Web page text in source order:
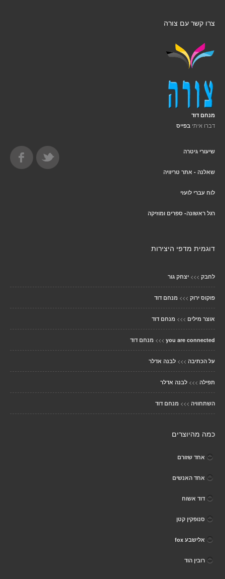
צרו קשר עם צורה
מנחם דוד
דברו איתי בפייס
שיעורי גיטרה
שאלנה - אתר טריוויה
לוח עברי לועזי
רגל ראשונה- ספרים ומוזיקה
דוגמית מדפי היצירות
לחבק >>> יצחק גור
פוקוס ירוק >>> מנחם דוד
אוצר מילים >>> מנחם דוד
you are connected
>>> מנחם דוד
על הכתיבה >>> לבנה אדלר
תפילה >>> לבנה אדלר
השתחוויה >>> מנחם דוד
כמה מהיוצרים
אחד שזורם
אחד האנשים
דוד אשוח
סנופקין קטן
אלישבע fox
רובין הוד